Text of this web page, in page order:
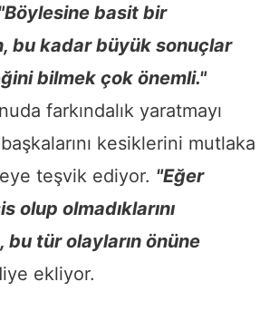
basit bir
bu kadar büyük sonuçlar
bilmek çok önemli."
farkındalık yaratmayı
kesiklerini mutlaka
teşvik ediyor. "Eğer
olup olmadıklarını
bu tür olayların önüne
ekliyor.